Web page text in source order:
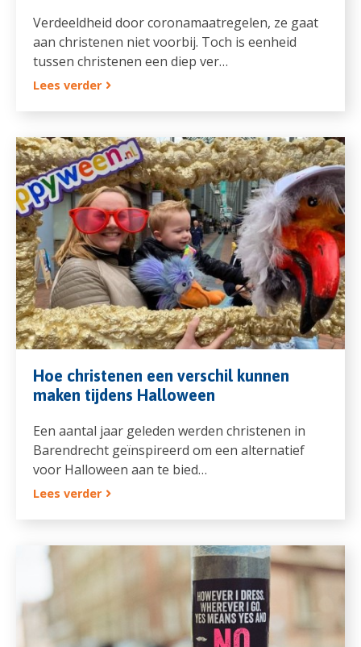
Verdeeldheid door coronamaatregelen, ze gaat
aan christenen niet voorbij. Toch is eenheid
tussen christenen een diep ver…
Lees verder
Hoe christenen een verschil kunnen
maken tijdens Halloween
Een aantal jaar geleden werden christenen in
Barendrecht geïnspireerd om een alternatief
voor Halloween aan te bied…
Lees verder